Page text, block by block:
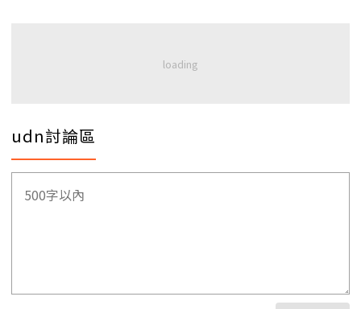
udn討論區